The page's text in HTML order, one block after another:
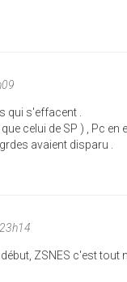
qui s'effacent .
celui de SP ) , Pc en
avaient disparu .
ZSNES c'est tout